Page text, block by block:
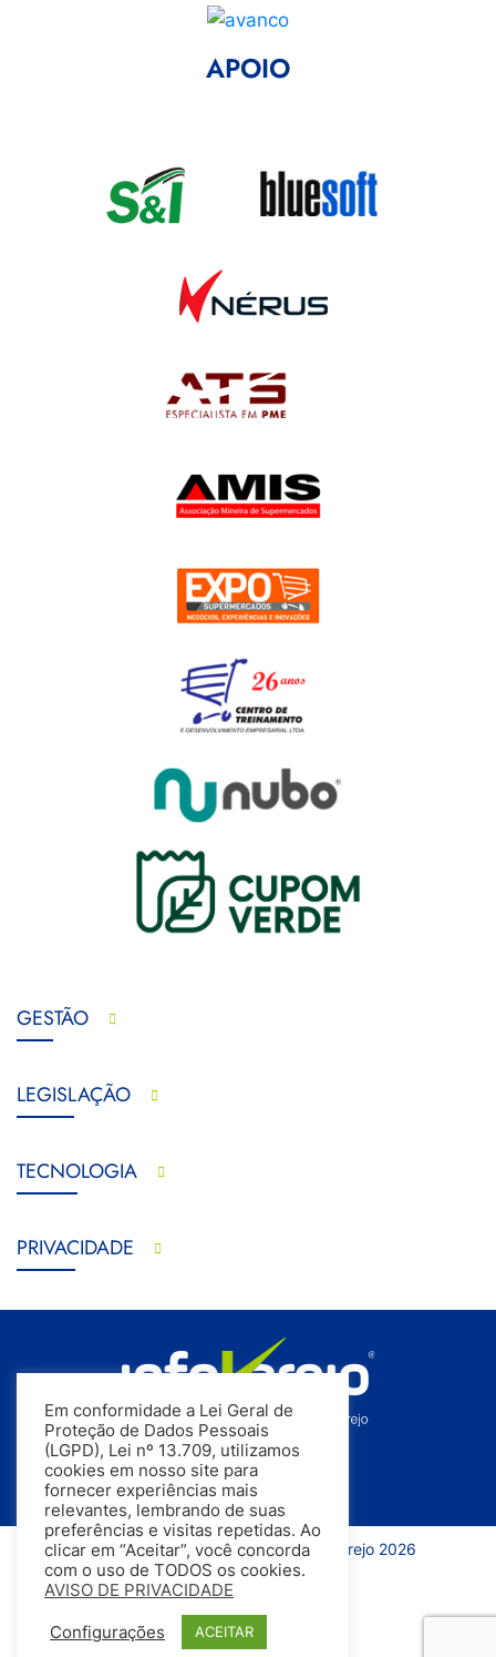
APOIO
GESTÃO
LEGISLAÇÃO
TECNOLOGIA
PRIVACIDADE
Todos os direitos reservados | InfoVarejo 2026
Em conformidade a Lei Geral de
Proteção de Dados Pessoais
(LGPD), Lei nº 13.709, utilizamos
cookies em nosso site para
fornecer experiências mais
relevantes, lembrando de suas
preferências e visitas repetidas. Ao
clicar em “Aceitar”, você concorda
com o uso de TODOS os cookies.
AVISO DE PRIVACIDADE
Configurações ACEITAR